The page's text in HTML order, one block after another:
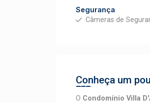
Segurança
Câmeras de
Conheça um
O Condomínio Villa